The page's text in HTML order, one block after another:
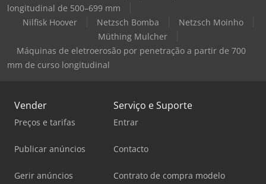
longitudinal de 500–699 mm
Nilfisk Hoover
Netzsch Bomba
Netzsch Moinho
Müthing Mulcher
Máquinas de eletroerosão por penetração a partir de 700
mm de curso longitudinal
Vender
Preços e tarifas
Publicar anúncios
Gerir anúncios
Serviço e Suporte
Entrar
Contacto
Contrato de compra modelo